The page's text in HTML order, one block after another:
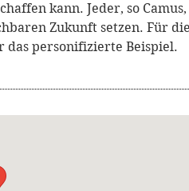
kann. Jeder, so
Zukunft setzen. Für
das personifizierte Beispiel.